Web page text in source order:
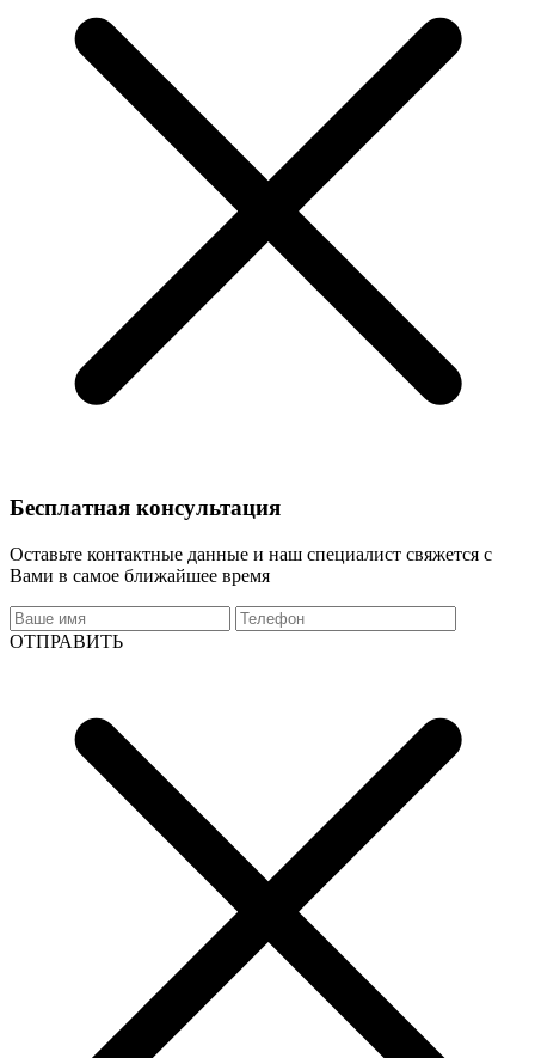
Бесплатная консультация
Оставьте контактные данные и наш специалист свяжется с
Вами в самое ближайшее время
ОТПРАВИТЬ